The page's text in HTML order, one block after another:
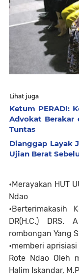
Lihat juga
Ketum PERADI:
Advokat Berakar
Tuntas
Dianggap Layak
Ujian Berat
•Merayakan HUT
Ndao
•Berterimakasih
DR(H.C.) DRS.
rombongan Yang
•memberi
Rote Ndao Oleh
Halim Iskandar,